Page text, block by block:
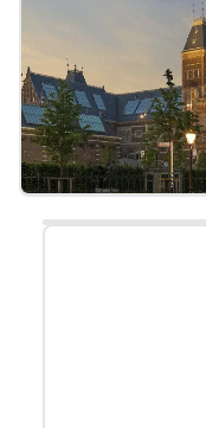
Maritiem
voor alle
goed toegankelijk
loophulpmiddel,
Lees meer over